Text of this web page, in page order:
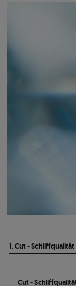
1. Cut - Schliffqualität
Cut -